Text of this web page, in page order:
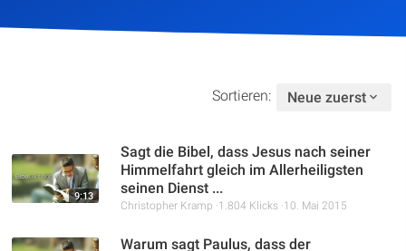
Sortieren: Neue zuerst
9:13
Sagt die Bibel, dass Jesus nach seiner
Himmelfahrt gleich im Allerheiligsten
seinen Dienst ...
Christopher Kramp 1.804 Klicks 10. Mai 2015
Warum sagt Paulus, dass der